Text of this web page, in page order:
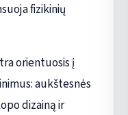
fizikinių
orientuosis į
aukštesnės
dizainą ir